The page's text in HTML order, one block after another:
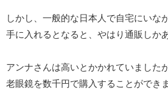
しかし、一般的な日本人で自宅にいな
手に入れるとなると、やはり通販しか
アンナさんは高いとかかれていました
老眼鏡を数千円で購入することができま